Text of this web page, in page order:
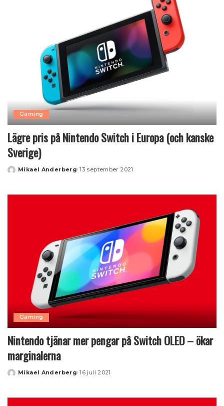
Gaming
Lägre pris på Nintendo Switch i Europa (och kanske
Sverige)
Posted
Mikael Anderberg 13 september 2021
Gaming
Nintendo tjänar mer pengar på Switch OLED – ökar
marginalerna
Posted
Mikael Anderberg 16 juli 2021